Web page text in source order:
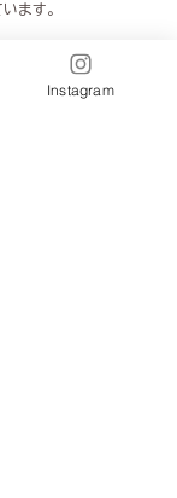
ます。
りね Instagram